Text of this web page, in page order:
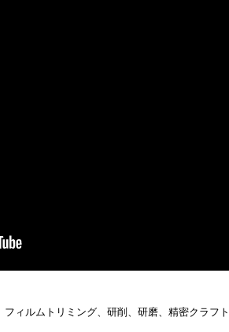
ィルムトリミング、研削、研磨、精密クラフ